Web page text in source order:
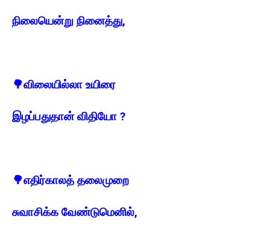
நிலையென்று நினைத்து,
🌳விலையில்லா உயிரை
இழப்பதுதான் விதியோ ?
🌳எதிர்காலத் தலைமுறை
சுவாசிக்க வேண்டுமெனில்,